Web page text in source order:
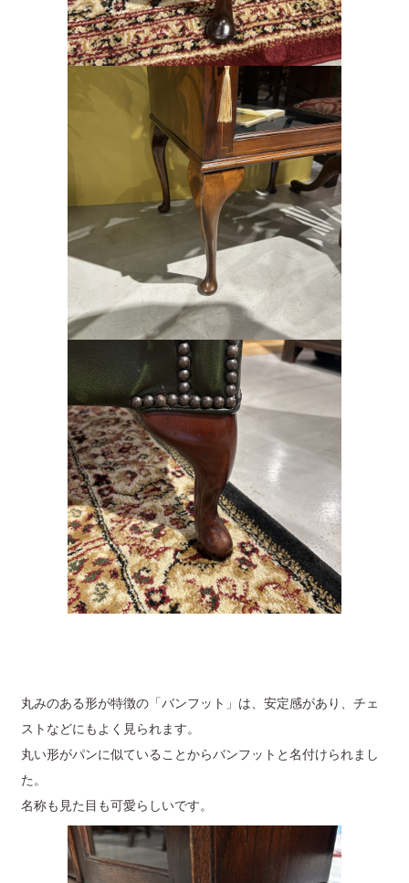
丸みのある形が特徴の「バンフット」は、安定感があり、チェ
ストなどにもよく見られます。
丸い形がパンに似ていることからバンフットと名付けられまし
た。
名称も見た目も可愛らしいです。